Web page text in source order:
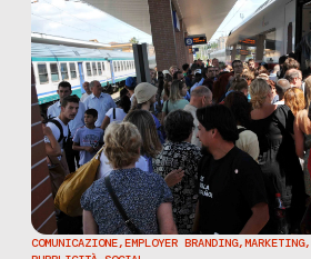
COMUNICAZIONE,EMPLOYER BRANDING,MARKETING,